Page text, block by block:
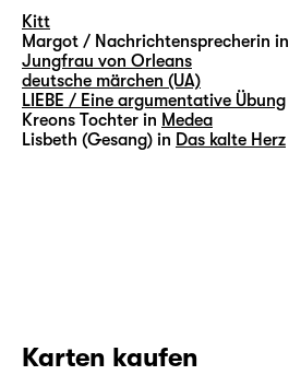
Kitt
Margot / Nachrichtensprecherin in
Jungfrau von Orleans
deutsche märchen (UA)
LIEBE / Eine argumentative Übung
Kreons Tochter in Medea
Lisbeth (Gesang) in Das kalte Herz
Karten kaufen